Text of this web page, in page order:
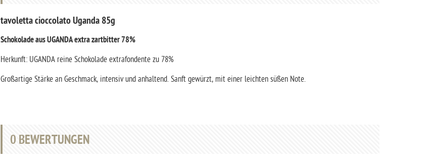
tavoletta cioccolato Uganda 85g
Schokolade aus UGANDA extra zartbitter 78%
Herkunft: UGANDA reine Schokolade extrafondente zu 78%
Großartige Stärke an Geschmack, intensiv und anhaltend. Sanft gewürzt, mit einer leichten süßen Note.
0 BEWERTUNGEN